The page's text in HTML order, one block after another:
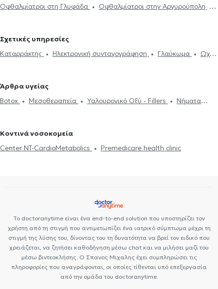
Οφθαλμίατροι στη Γλυφάδα
Οφθαλμίατροι στην Αργυρούπολη
Οφθαλμίατροι στο Παλαιό Φάληρο
Οφθαλμίατροι στον Βύρωνα
Οφθαλμίατροι στη Νέα Σμύρνη
Οφθαλμίατροι στην Αθήνα
Οφθαλμίατροι στον Πειραιά
Οφθαλμίατροι στο Μαρκόπουλο
Σχετικές υπηρεσίες
Καταρράκτης
Ηλεκτρονική συνταγογράφηση Γλαύκωμα
Ωχρά
Χαλάζιο
Κερατόκωνος
υγείας για εργασία
Botox Μεσοθεραπεία
Υαλουρονικό Οξύ -
Άρθρα υγείας
Botox
Μεσοθεραπεία Υαλουρονικό Οξύ - Fillers
Νήματα
Laser μυωπίας
Κοντινά νοσοκομεία
Center NT-CardioMetabolics
Premedicare health clinic
Το doctoranytime είναι ένα end-to-end solution που υποστηρίζει τον
χρήστη από τη στιγμή που αντιμετωπίζει ένα ιατρικό σύμπτωμα μέχρι τη
στιγμή της λύσης του, δίνοντας του τη δυνατότητα να βρεί τον ειδικό που
χρειάζεται, να ζητήσει καθοδήγηση μέσω chat και να μιλήσει μαζί του
μέσω βιντεοκλήσης. Ο Σπανος Μιχαλης έχει συμπληρώσει τις
πληροφορίες που αναγράφονται, οι οποίες τίθενται υπό επεξεργασία
από την ομάδα του doctoranytime.